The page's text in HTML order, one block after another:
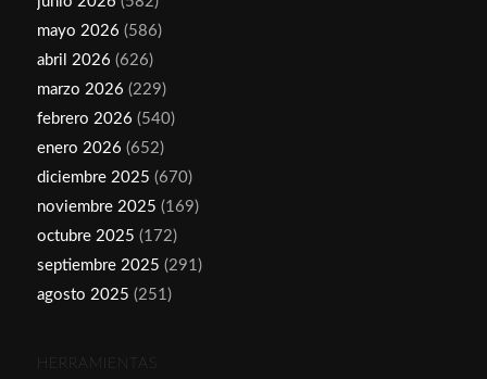
mayo 2026 (586)
abril 2026 (626)
marzo 2026 (229)
febrero 2026 (540)
enero 2026 (652)
diciembre 2025 (670)
noviembre 2025 (169)
octubre 2025 (172)
septiembre 2025 (291)
agosto 2025 (251)
HERRAMIENTAS